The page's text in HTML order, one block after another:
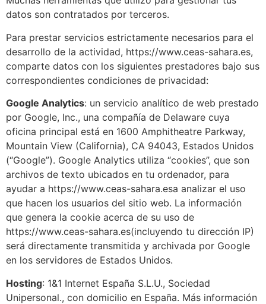
datos son contratados por terceros.
Para prestar servicios estrictamente necesarios para el
desarrollo de la actividad, https://www.ceas-sahara.es,
comparte datos con los siguientes prestadores bajo sus
correspondientes condiciones de privacidad:
Google Analytics: un servicio analítico de web prestado
por Google, Inc., una compañía de Delaware cuya
oficina principal está en 1600 Amphitheatre Parkway,
Mountain View (California), CA 94043, Estados Unidos
(“Google”). Google Analytics utiliza “cookies”, que son
archivos de texto ubicados en tu ordenador, para
ayudar a https://www.ceas-sahara.esa analizar el uso
que hacen los usuarios del sitio web. La información
que genera la cookie acerca de su uso de
https://www.ceas-sahara.es(incluyendo tu dirección IP)
será directamente transmitida y archivada por Google
en los servidores de Estados Unidos.
Hosting: 1&1 Internet España S.L.U., Sociedad
Unipersonal., con domicilio en España. Más información